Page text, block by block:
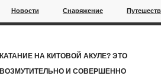
Новости Снаряжение
КАТАНИЕ НА КИТОВОЙ АКУЛЕ? ЭТО
ВОЗМУТИТЕЛЬНО И СОВЕРШЕННО